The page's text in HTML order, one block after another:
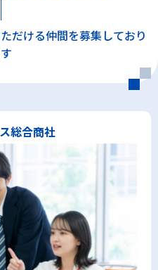
だける仲間を募集しており
総合商社